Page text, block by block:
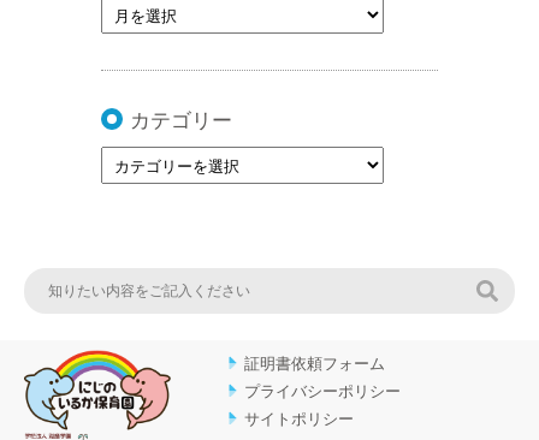
カテゴリー
証明書依頼フォーム
プライバシーポリシー
サイトポリシー